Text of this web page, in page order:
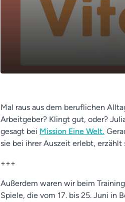
Mal raus aus dem beruflichen
Arbeitgeber? Klingt gut, oder?
gesagt bei Mission Eine Welt.
sie bei ihrer Auszeit erlebt, erzählt
+++
Außerdem waren wir beim
Spiele, die vom 17. bis 25. Juni in